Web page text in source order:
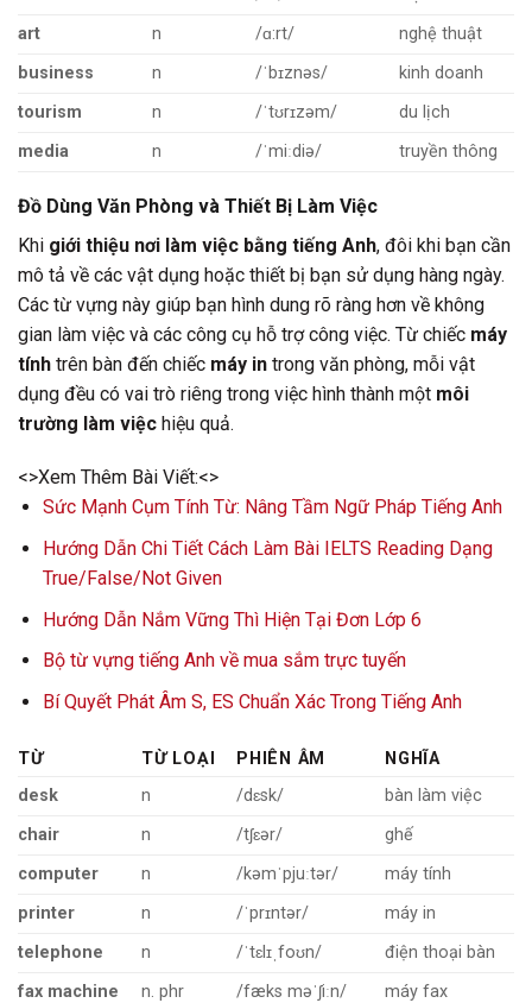
art
n /ɑ:rt/
nghệ thuật
business
n /ˈbɪznəs/
kinh doanh
tourism
n /ˈtʊrɪzəm/
du lịch
media
n /ˈmiːdiə/ truyền thông
Đồ Dùng Văn Phòng và Thiết Bị Làm Việc
Khi giới thiệu nơi làm việc bằng tiếng Anh, đôi khi bạn cần
mô tả về các vật dụng hoặc thiết bị bạn sử dụng hàng ngày.
Các từ vựng này giúp bạn hình dung rõ ràng hơn về không
gian làm việc và các công cụ hỗ trợ công việc. Từ chiếc máy
tính trên bàn đến chiếc máy in trong văn phòng, mỗi vật
dụng đều có vai trò riêng trong việc hình thành một môi
trường làm việc hiệu quả.
<>Xem Thêm Bài Viết:<>
Sức Mạnh Cụm Tính Từ: Nâng Tầm Ngữ Pháp Tiếng Anh
Hướng Dẫn Chi Tiết Cách Làm Bài IELTS Reading Dạng
True/False/Not Given
Hướng Dẫn Nắm Vững Thì Hiện Tại Đơn Lớp 6
Bộ từ vựng tiếng Anh về mua sắm trực tuyến
Bí Quyết Phát Âm S, ES Chuẩn Xác Trong Tiếng Anh
TỪ TỪ LOẠI PHIÊN ÂM
NGHĨA
desk
n /dɛsk/
bàn làm việc
chair
n /tʃɛər/
ghế
computer
n /kəmˈpjuːtər/
máy tính
printer
n /ˈprɪntər/
máy in
telephone
n /ˈtɛlɪˌfoʊn/
điện thoại bàn
fax machine
n. phr /fæks məˈʃiːn/
máy fax